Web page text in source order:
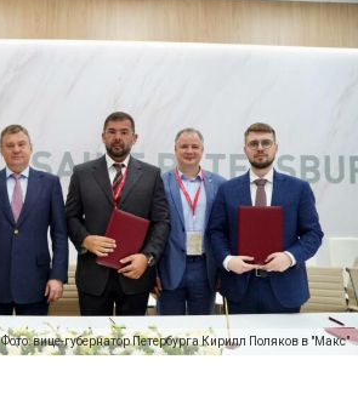
Фото: вице-губернатор Петербурга Кирилл Поляков в "Макс"